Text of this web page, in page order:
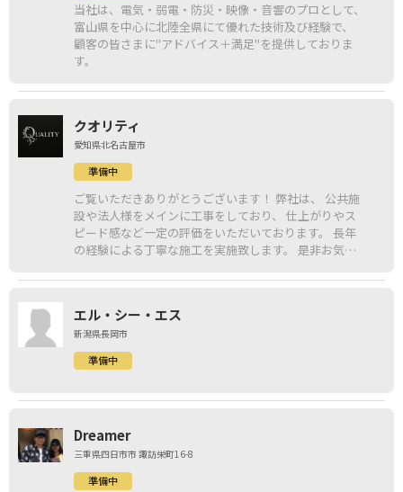
当社は、電気・弱電・防災・映像・音響のプロとして、
富山県を中心に北陸全県にて優れた技術及び経験で、
顧客の皆さまに"アドバイス＋満足"を提供しておりま
す。
クオリティ
愛知県北名古屋市
準備中
ご覧いただきありがとうございます！ 弊社は、 公共施
設や法人様をメインに工事をしており、 仕上がりやス
ピード感など一定の評価をいただいております。 長年
の経験による丁寧な施工を実施致します。 是非お気軽
エル・シー・エス
新潟県長岡市
準備中
Dreamer
三重県四日市市 諏訪栄町16-8
準備中